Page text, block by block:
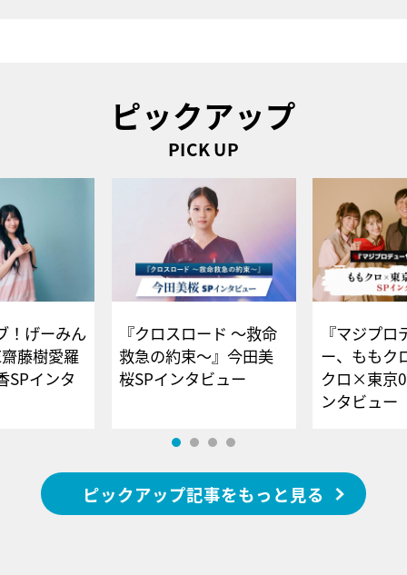
ピックアップ
PICK UP
！げーみん
藤樹愛羅
SPインタ
『クロスロード ～救命
救急の約束～』今田美
桜SPインタビュー
『マジプロ
ー、ももク
クロ×東京
ンタビュー
ピックアップ記事をもっと見る